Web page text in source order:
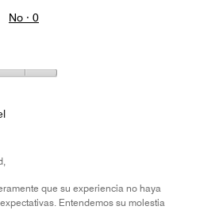
No · 0
que su experiencia no haya
Entendemos su molestia